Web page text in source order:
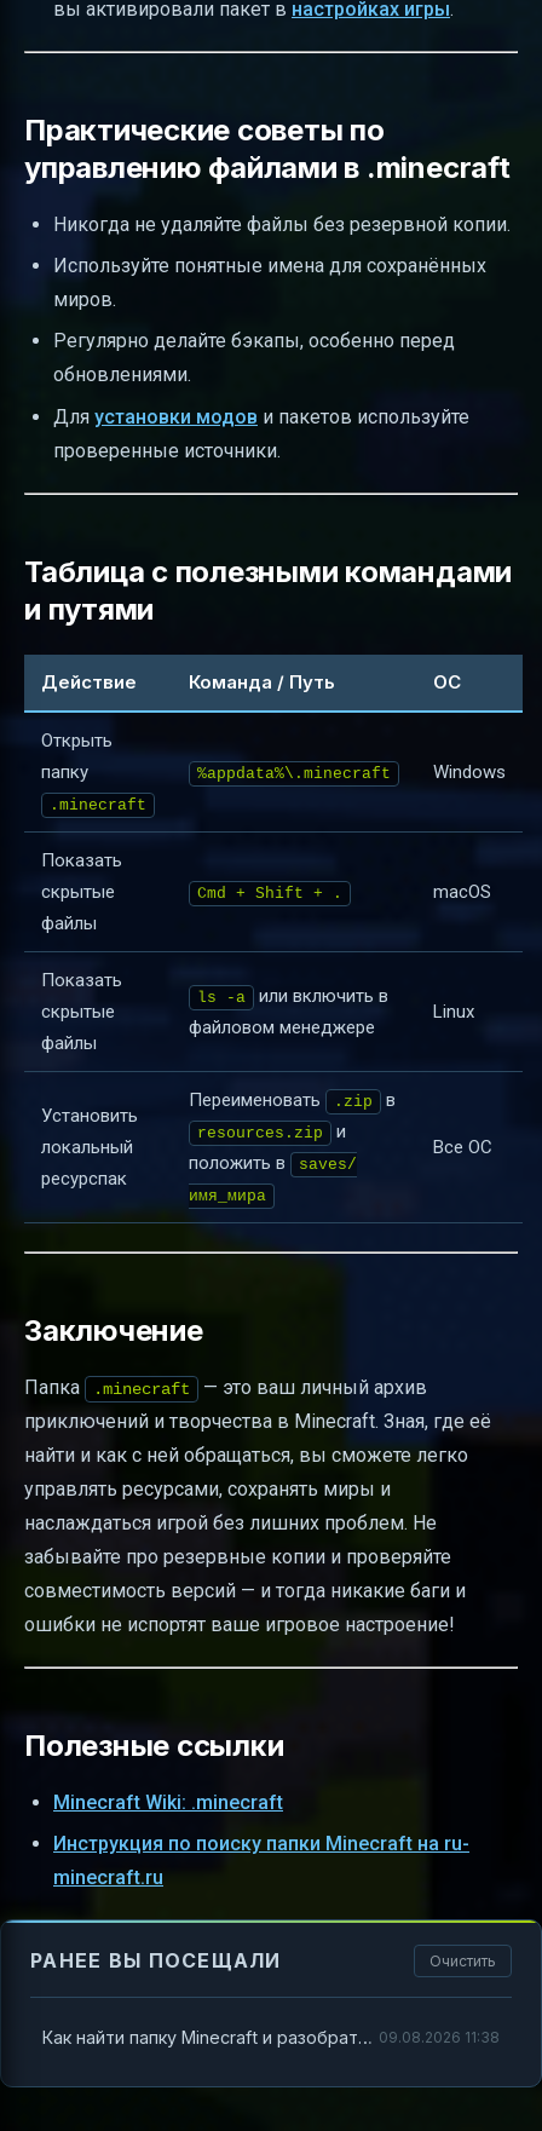
вы активировали пакет в настройках игры.
Практические советы по
управлению файлами в .minecraft
Никогда не удаляйте файлы без резервной копии.
Используйте понятные имена для сохранённых
миров.
Регулярно делайте бэкапы, особенно перед
обновлениями.
Для установки модов и пакетов используйте
проверенные источники.
Таблица с полезными командами
и путями
Действие Команда / Путь ОС
Открыть
папку
.minecraft
%appdata%\.minecraft Windows
Показать
скрытые
файлы
Cmd + Shift + . macOS
Показать
скрытые
файлы
ls -a
или включить в
файловом менеджере
Linux
Установить
локальный
ресурспак
Переименовать .zip в
resources.zip
и
положить в
saves/
имя_мира
Все ОС
Заключение
Папка .minecraft
— это ваш личный архив
приключений и творчества в Minecraft. Зная, где её
найти и как с ней обращаться, вы сможете легко
управлять ресурсами, сохранять миры и
наслаждаться игрой без лишних проблем. Не
забывайте про резервные копии и проверяйте
совместимость версий — и тогда никакие баги и
ошибки не испортят ваше игровое настроение!
Полезные ссылки
Minecraft Wiki: .minecraft
Инструкция по поиску папки Minecraft на ru-
minecraft.ru
РАНЕЕ ВЫ ПОСЕЩАЛИ Очистить
Как найти папку Minecraft и разобраться с её содержимым 09.08.2026 11:38